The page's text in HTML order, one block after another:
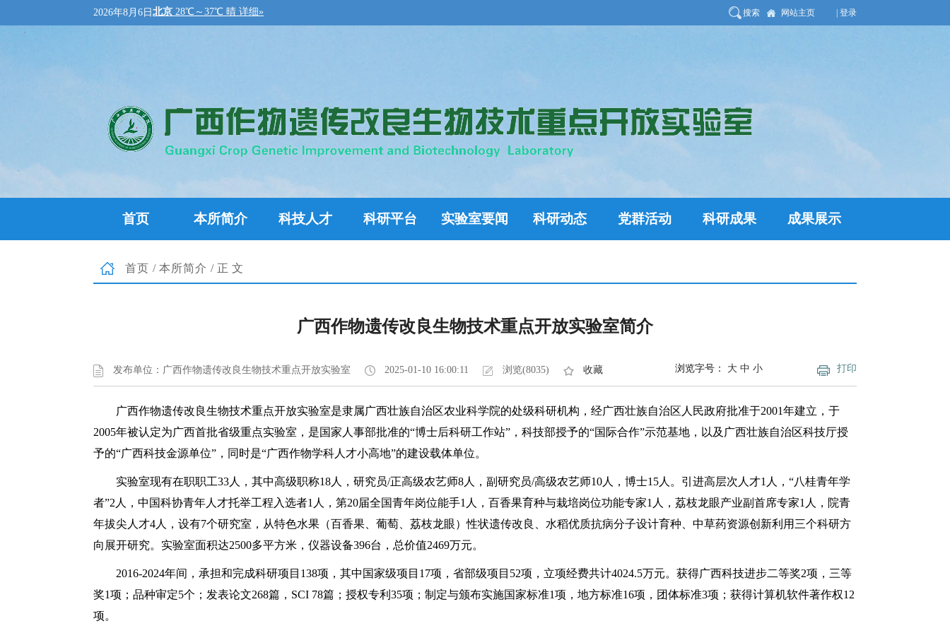
2026年8月6日 搜索 网站主页 | 登录
首页 本所简介 科技人才 科研平台 实验室要闻 科研动态 党群活动 科研成果 成果展示
首页 / 本所简介 /正文
广西作物遗传改良生物技术重点开放实验室简介
发布单位：广西作物遗传改良生物技术重点开放实验室 2025-01-10 16:00:11 浏览(8035) 收藏 打印
浏览字号： 大 中 小
广西作物遗传改良生物技术重点开放实验室是隶属广西壮族自治区农业科学院的处级科研机构，经广西壮族自治区人民政府批准于2001年建立，于
2005年被认定为广西首批省级重点实验室，是国家人事部批准的“博士后科研工作站”，科技部授予的“国际合作”示范基地，以及广西壮族自治区科技厅授
予的“广西科技金源单位”，同时是“广西作物学科人才小高地”的建设载体单位。
实验室现有在职职工33人，其中高级职称18人，研究员/正高级农艺师8人，副研究员/高级农艺师10人，博士15人。引进高层次人才1人，“八桂青年学
者”2人，中国科协青年人才托举工程入选者1人，第20届全国青年岗位能手1人，百香果育种与栽培岗位功能专家1人，荔枝龙眼产业副首席专家1人，院青
年拔尖人才4人，设有7个研究室，从特色水果（百香果、葡萄、荔枝龙眼）性状遗传改良、水稻优质抗病分子设计育种、中草药资源创新利用三个科研方
向展开研究。实验室面积达2500多平方米，仪器设备396台，总价值2469万元。
2016-2024年间，承担和完成科研项目138项，其中国家级项目17项，省部级项目52项，立项经费共计4024.5万元。获得广西科技进步二等奖2项，三等
奖1项；品种审定5个；发表论文268篇，SCI 78篇；授权专利35项；制定与颁布实施国家标准1项，地方标准16项，团体标准3项；获得计算机软件著作权12
项。